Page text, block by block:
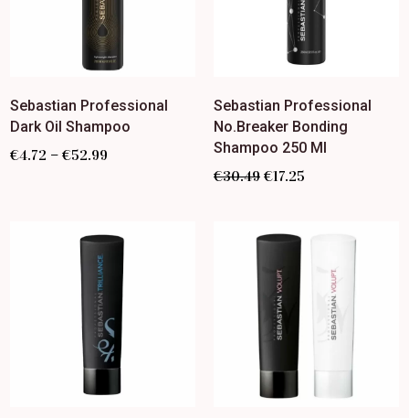
Sebastian Professional
Dark Oil Shampoo
€4.72 –€52.99
Sebastian Professional
No.Breaker Bonding
Shampoo 250 Ml
€30.49 €17.25